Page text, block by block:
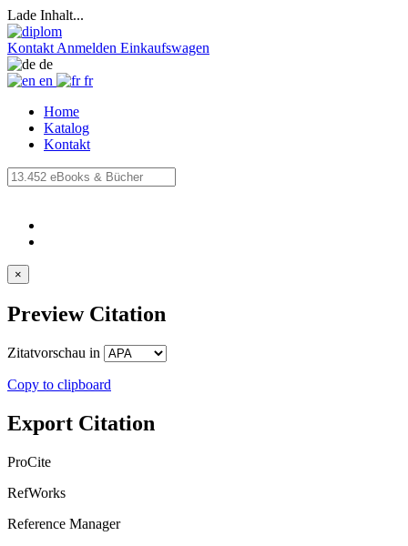
Lade Inhalt...
Kontakt Anmelden Einkaufswagen
de
en
fr
Home
Katalog
Kontakt
×
Preview Citation
Zitatvorschau in
Copy to clipboard
Export Citation
ProCite
RefWorks
Reference Manager